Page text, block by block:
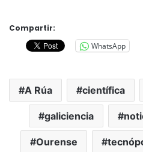
Compartir:
WhatsApp
A Rúa científica
galiciencia
Ourense